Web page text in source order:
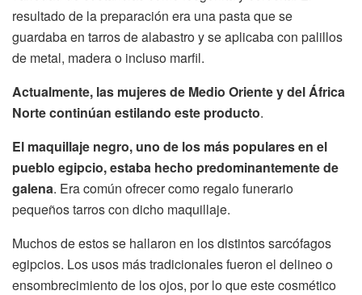
resultado de la preparación era una pasta que se
guardaba en tarros de alabastro y se aplicaba con palillos
de metal, madera o incluso marfil.
Actualmente, las mujeres de Medio Oriente y del África
Norte continúan estilando este producto.
El maquillaje negro, uno de los más populares en el
pueblo egipcio, estaba hecho predominantemente de
galena. Era común ofrecer como regalo funerario
pequeños tarros con dicho maquillaje.
Muchos de estos se hallaron en los distintos sarcófagos
egipcios. Los usos más tradicionales fueron el delineo o
ensombrecimiento de los ojos, por lo que este cosmético